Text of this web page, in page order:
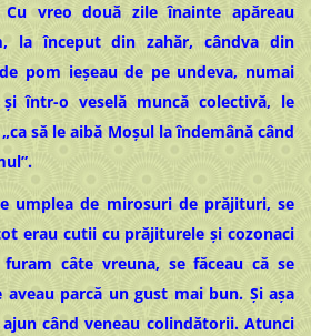
vreo două zile înainte apăreau
la început din zahăr, cândva din
pom ieșeau de pe undeva, numai
într-o veselă muncă colectivă, le
să le aibă Moșul la îndemână când
de mirosuri de prăjituri, se
erau cutii cu prăjiturele și cozonaci
câte vreuna, se făceau că se
aveau parcă un gust mai bun. Și așa
când veneau colindătorii. Atunci